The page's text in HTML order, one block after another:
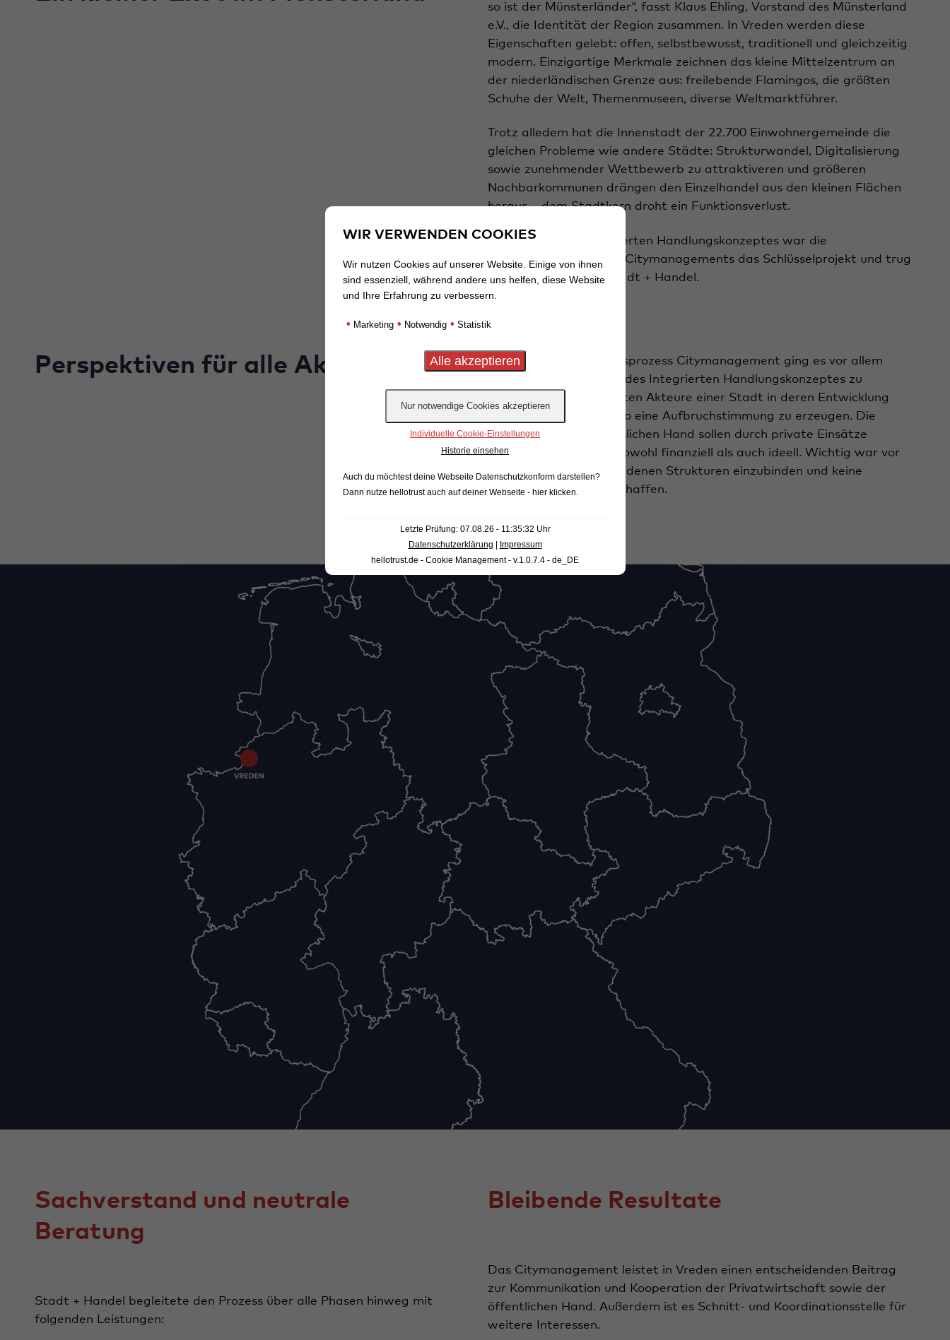
so ist der Münsterländer“, fasst Klaus Ehling, Vorstand des Münsterland
e.V., die Identität der Region zusammen. In Vreden werden diese
Eigenschaften gelebt: offen, selbstbewusst, traditionell und gleichzeitig
modern. Einzigartige Merkmale zeichnen das kleine Mittelzentrum an
der niederländischen Grenze aus: freilebende Flamingos, die größten
Schuhe der Welt, Themenmuseen, diverse Weltmarktführer.
Trotz alledem hat die Innenstadt der 22.700 Einwohnergemeinde die
gleichen Probleme wie andere Städte: Strukturwandel, Digitalisierung
sowie zunehmender Wettbewerb zu attraktiveren und größeren
Nachbarkommunen drängen den Einzelhandel aus den kleinen Flächen
heraus – dem Stadtkern droht ein Funktionsverlust.
Im Rahmen des Integrierten Handlungskonzeptes war die
Implementierung eines Citymanagements das Schlüsselprojekt und trug
die Handschrift von Stadt + Handel.
Perspektiven für alle Akteure
In dem Kommunikationsprozess Citymanagement ging es vor allem
darum, die Umsetzung des Integrierten Handlungskonzeptes zu
begleiten und die privaten Akteure einer Stadt in deren Entwicklung
miteinzubeziehen, um so eine Aufbruchstimmung zu erzeugen. Die
Investitionen der öffentlichen Hand sollen durch private Einsätze
fortgeführt werden – sowohl finanziell als auch ideell. Wichtig war vor
allem, sich in die vorhandenen Strukturen einzubinden und keine
Parallelstrukturen zu schaffen.
Sachverstand und neutrale
Beratung
Stadt + Handel begleitete den Prozess über alle Phasen hinweg mit
folgenden Leistungen:
Bleibende Resultate
Das Citymanagement leistet in Vreden einen entscheidenden Beitrag
zur Kommunikation und Kooperation der Privatwirtschaft sowie der
öffentlichen Hand. Außerdem ist es Schnitt- und Koordinationsstelle für
weitere Interessen.
WIR VERWENDEN COOKIES
Wir nutzen Cookies auf unserer Website. Einige von ihnen
sind essenziell, während andere uns helfen, diese Website
und Ihre Erfahrung zu verbessern.
• Marketing • Notwendig • Statistik
Individuelle Cookie-Einstellungen
Historie einsehen
Auch du möchtest deine Webseite Datenschutzkonform darstellen?
Dann nutze hellotrust auch auf deiner Webseite - hier klicken
Letzte Prüfung: 07.08.26 - 11:35:32 Uhr
Datenschutzerklärung | Impressum
hellotrust.de - Cookie Management - v.1.0.7.4 - de_DE